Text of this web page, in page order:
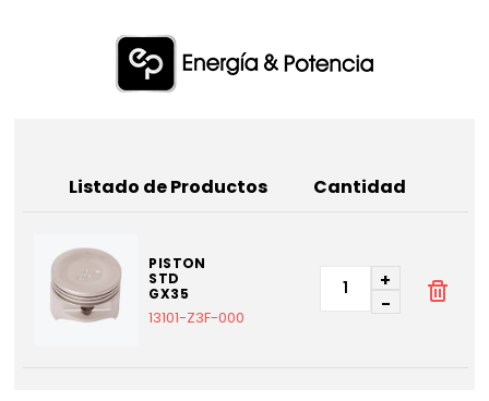
Listado de Productos Cantidad
PISTON
STD
GX35
13101-Z3F-000
+
-